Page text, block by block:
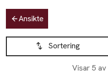
Hoppa till produktsidan
Ansikte
Hoppa till produktsidan
Sortering
Visar 5
Lista över produkter